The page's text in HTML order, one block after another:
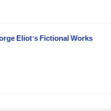
Eliot's Fictional Works